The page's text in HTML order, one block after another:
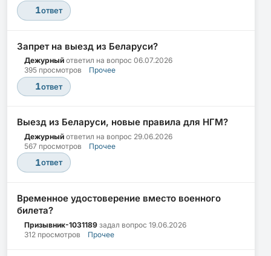
1ответ
Запрет на выезд из Беларуси?
Дежурный ответил на вопрос 06.07.2026
395 просмотров
Прочее
1ответ
Выезд из Беларуси, новые правила для НГМ?
Дежурный ответил на вопрос 29.06.2026
567 просмотров
Прочее
1ответ
Временное удостоверение вместо военного
билета?
Призывник-1031189 задал вопрос 19.06.2026
312 просмотров
Прочее